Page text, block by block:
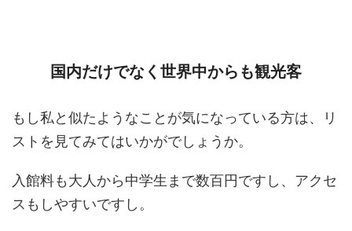
国内だけでなく世界中からも観光客
もし私と似たようなことが気になっている方は、リ
ストを見てみてはいかがでしょうか。
入館料も大人から中学生まで数百円ですし、アクセ
スもしやすいですし。